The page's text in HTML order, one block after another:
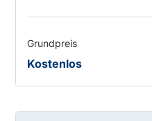
Grundpreis
Kostenlos